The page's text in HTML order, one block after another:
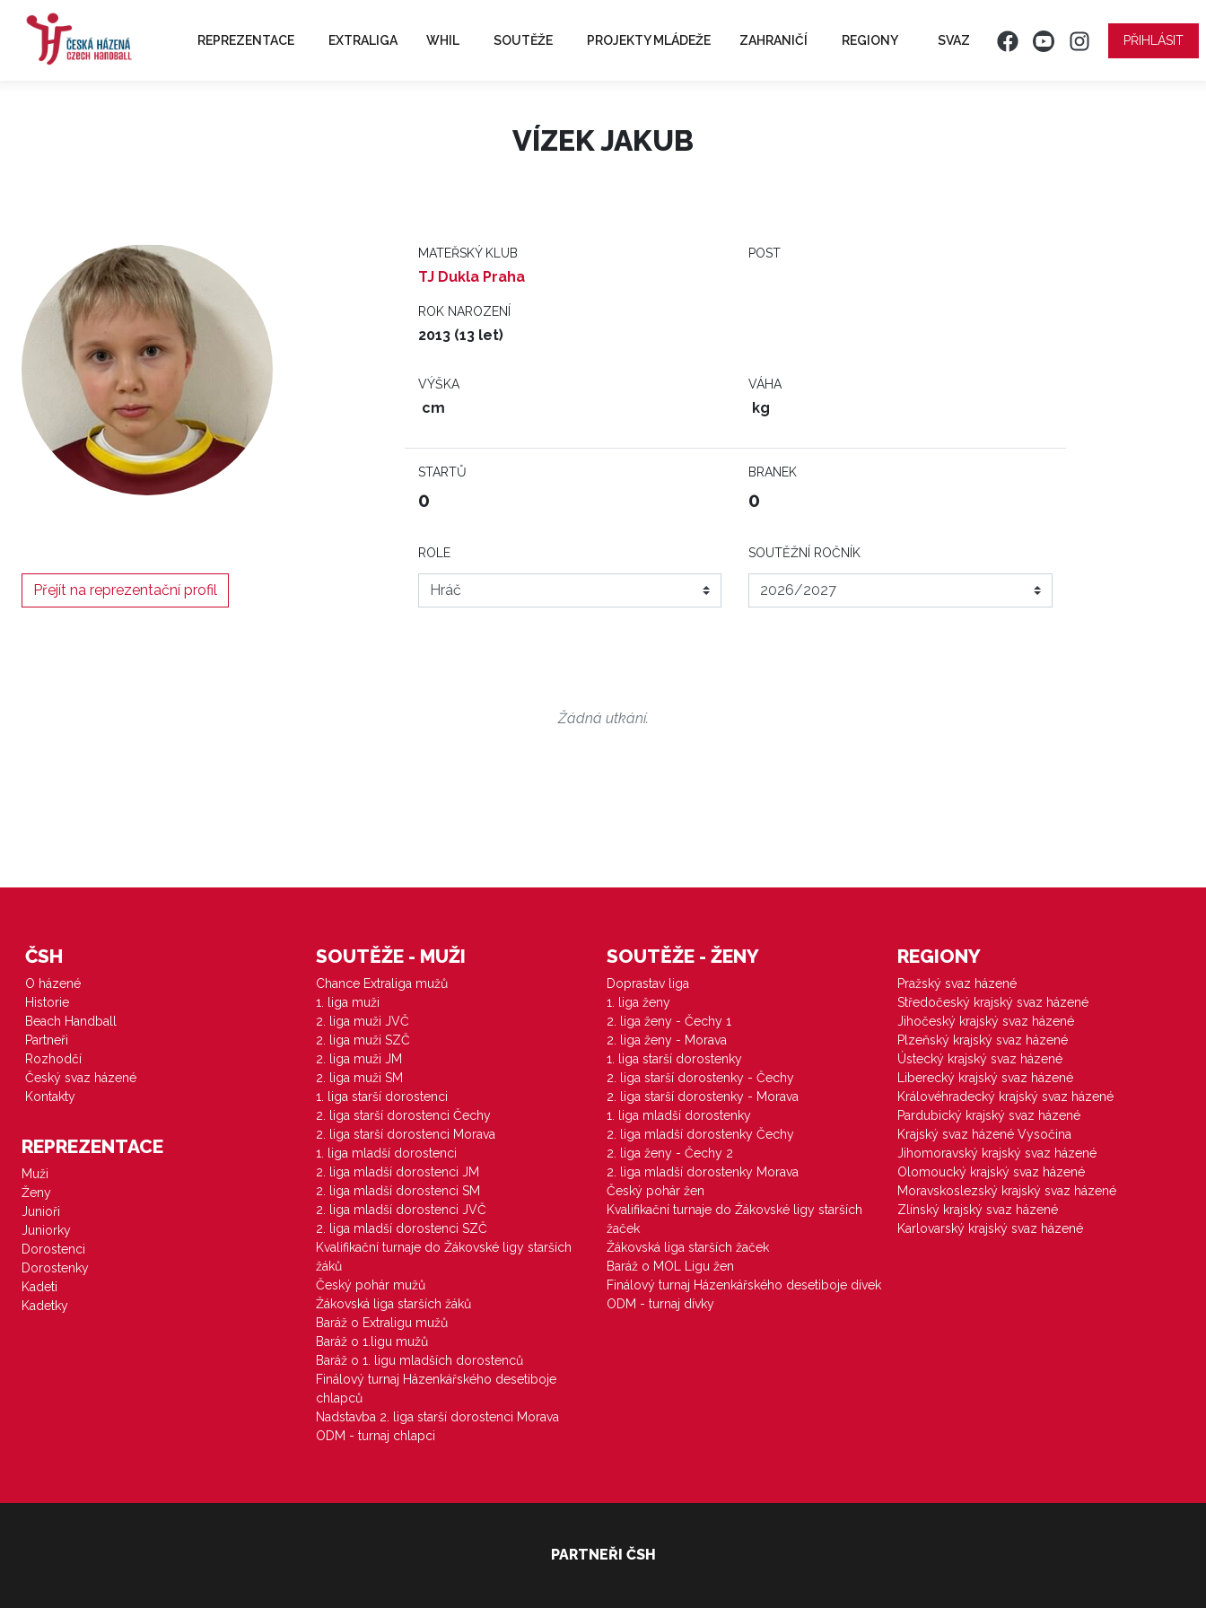
REPREZENTACE EXTRALIGA WHIL SOUTĚŽE PROJEKTY MLÁDEŽE ZAHRANIČÍ REGIONY SVAZ PŘIHLÁSIT
VÍZEK JAKUB
MATEŘSKÝ KLUB
TJ Dukla Praha
POST
ROK NAROZENÍ
2013 (13 let)
VÝŠKA
cm
VÁHA
kg
STARTŮ
0
BRANEK
0
Přejít na reprezentační profil
ROLE SOUTĚŽNÍ ROČNÍK
Žádná utkání.
ČSH
O házené
Historie
Beach Handball
Partneři
Rozhodčí
Český svaz házené
Kontakty
REPREZENTACE
Muži
Ženy
Junioři
Juniorky
Dorostenci
Dorostenky
Kadeti
Kadetky
SOUTĚŽE - MUŽI
Chance Extraliga mužů
1. liga muži
2. liga muži JVČ
2. liga muži SZČ
2. liga muži JM
2. liga muži SM
1. liga starší dorostenci
2. liga starší dorostenci Čechy
2. liga starší dorostenci Morava
1. liga mladší dorostenci
2. liga mladší dorostenci JM
2. liga mladší dorostenci SM
2. liga mladší dorostenci JVČ
2. liga mladší dorostenci SZČ
Kvalifikační turnaje do Žákovské ligy starších
žáků
Český pohár mužů
Žákovská liga starších žáků
Baráž o Extraligu mužů
Baráž o 1.ligu mužů
Baráž o 1. ligu mladších dorostenců
Finálový turnaj Házenkářského desetiboje
chlapců
Nadstavba 2. liga starší dorostenci Morava
ODM - turnaj chlapci
SOUTĚŽE - ŽENY
Doprastav liga
1. liga ženy
2. liga ženy - Čechy 1
2. liga ženy - Morava
1. liga starší dorostenky
2. liga starší dorostenky - Čechy
2. liga starší dorostenky - Morava
1. liga mladší dorostenky
2. liga mladší dorostenky Čechy
2. liga ženy - Čechy 2
2. liga mladší dorostenky Morava
Český pohár žen
Kvalifikační turnaje do Žákovské ligy starších
žaček
Žákovská liga starších žaček
Baráž o MOL Ligu žen
Finálový turnaj Házenkářského desetiboje dívek
ODM - turnaj dívky
REGIONY
Pražský svaz házené
Středočeský krajský svaz házené
Jihočeský krajský svaz házené
Plzeňský krajský svaz házené
Ústecký krajský svaz házené
Liberecký krajský svaz házené
Královéhradecký krajský svaz házené
Pardubický krajský svaz házené
Krajský svaz házené Vysočina
Jihomoravský krajský svaz házené
Olomoucký krajský svaz házené
Moravskoslezský krajský svaz házené
Zlínský krajský svaz házené
Karlovarský krajský svaz házené
PARTNEŘI ČSH